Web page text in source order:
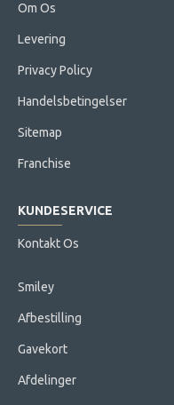
Om Os
Levering
Privacy Policy
Handelsbetingelser
Sitemap
Franchise
KUNDESERVICE
Kontakt Os
Smiley
Afbestilling
Gavekort
Afdelinger